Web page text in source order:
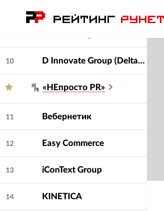
10 D Innovate Group (DeltaClick, Soda, Dinamica, Bench!, Deltaplan, Cube)
«НЕпросто PR»
11 Вебернетик
12 Easy Commerce
13 iConText Group
14 KINETICA